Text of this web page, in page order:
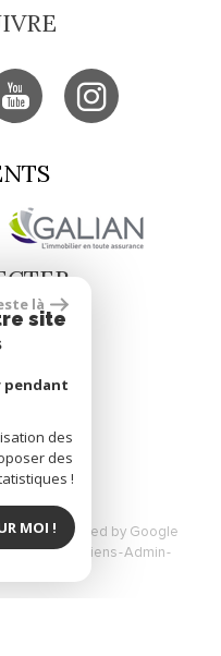
powered by Google
honoraires Liens Admin
là
site
pendant
des
des
!
MOI !